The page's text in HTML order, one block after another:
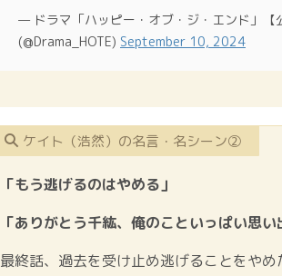
— ドラマ「ハッピー・オブ・ジ・エンド」【
(@Drama_HOTE) September 10, 2024
ケイト（浩然）の名言・名シーン②
「もう逃げるのはやめる」
「ありがとう千紘、俺のこといっぱい思い
最終話、過去を受け止め逃げることをやめ